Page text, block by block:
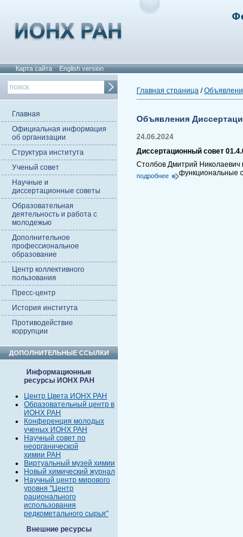
Карта сайта English version
Главная
Официальная информация
об организации
Структура института
Ученый совет
Научные и
диссертационные советы
Образовательная
деятельность и работа с
молодежью
Дополнительное
профессиональное
образование
Центр коллективного
пользования
Пресс-центр
История института
Противодействие
коррупции
ДОПОЛНИТЕЛЬНЫЕ ССЫЛКИ
Информационные
ресурсы ИОНХ РАН
Центр Цвета ИОНХ РАН
Образовательный центр в
ИОНХ РАН
Конференция молодых
ученых ИОНХ РАН
Научный совет по
неорганической
химии РАН
Виртуальный музей химии
Новый химический журнал
Научный центр мирового
уровня "Центр
рационального
использования
редкометального сырья"
Внешние ресурсы
Главная страница /
Объявления
24.06.2024
Диссертационный совет
Столбов Дмитрий Николаевич
функциональные
подробнее